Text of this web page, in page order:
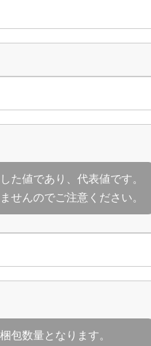
た値であり、代表値です。
せんのでご注意ください。
包数量となります。